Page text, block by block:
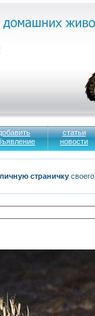
статьи
новости
личную страничкусвоего